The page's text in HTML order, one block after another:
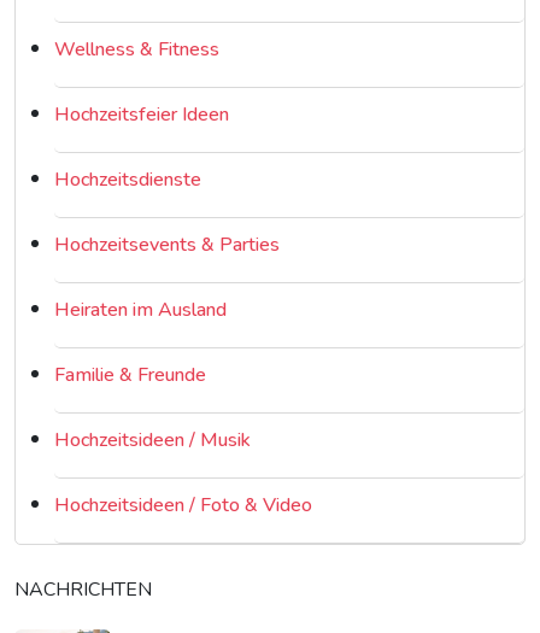
Wellness & Fitness
Hochzeitsfeier Ideen
Hochzeitsdienste
Hochzeitsevents & Parties
Heiraten im Ausland
Familie & Freunde
Hochzeitsideen / Musik
Hochzeitsideen / Foto & Video
NACHRICHTEN